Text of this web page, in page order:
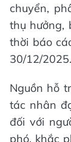
chuyển,
thụ hưởng,
thời báo
30/12/2025.
Nguồn hỗ
tác nhân
đối với
phó, khắc